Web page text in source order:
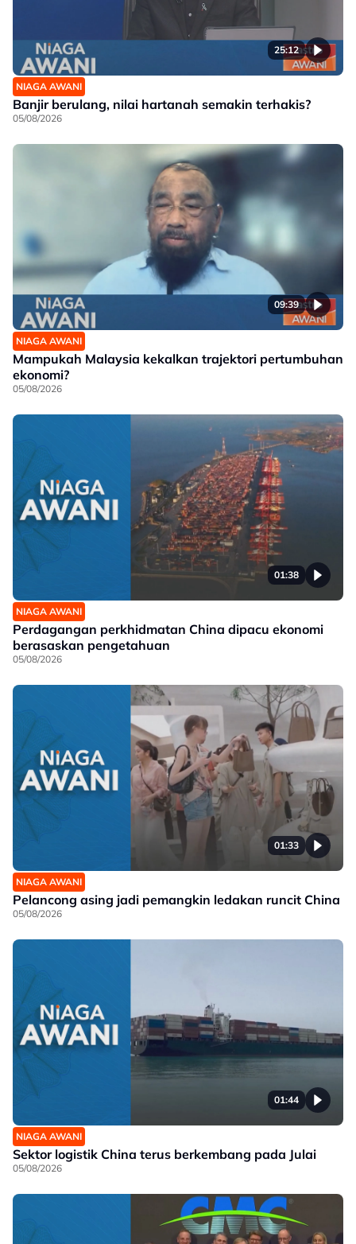
25:12
NIAGA AWANI
Banjir berulang, nilai hartanah semakin terhakis?
05/08/2026
09:39
NIAGA AWANI
Mampukah Malaysia kekalkan trajektori pertumbuhan
ekonomi?
05/08/2026
01:38
NIAGA AWANI
Perdagangan perkhidmatan China dipacu ekonomi
berasaskan pengetahuan
05/08/2026
01:33
NIAGA AWANI
Pelancong asing jadi pemangkin ledakan runcit China
05/08/2026
01:44
NIAGA AWANI
Sektor logistik China terus berkembang pada Julai
05/08/2026